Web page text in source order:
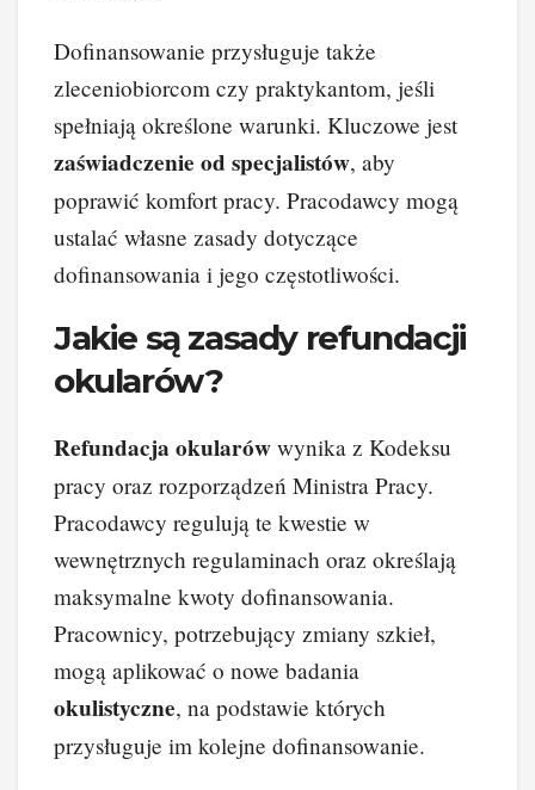
Dofinansowanie przysługuje także
zleceniobiorcom czy praktykantom, jeśli
spełniają określone warunki. Kluczowe jest
zaświadczenie od specjalistów, aby
poprawić komfort pracy. Pracodawcy mogą
ustalać własne zasady dotyczące
dofinansowania i jego częstotliwości.
Jakie są zasady refundacji
okularów?
Refundacja okularów wynika z Kodeksu
pracy oraz rozporządzeń Ministra Pracy.
Pracodawcy regulują te kwestie w
wewnętrznych regulaminach oraz określają
maksymalne kwoty dofinansowania.
Pracownicy, potrzebujący zmiany szkieł,
mogą aplikować o nowe badania
okulistyczne, na podstawie których
przysługuje im kolejne dofinansowanie.